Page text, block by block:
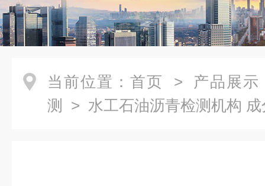
当前位置： 首页 > 产品展示
测
> 水工石油沥青检测机构